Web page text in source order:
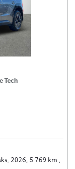
Tech
2026, 5 769 km ,